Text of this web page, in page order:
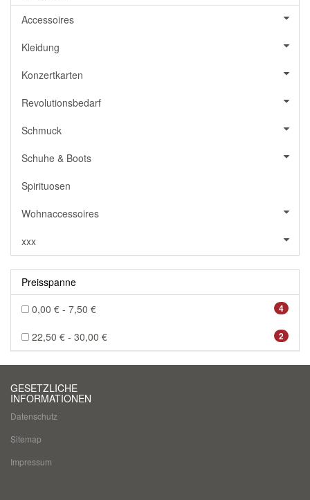
Accessoires
Kleidung
Konzertkarten
Revolutionsbedarf
Schmuck
Schuhe & Boots
Spirituosen
Wohnaccessoires
xxx
Preisspanne
4
0,00 € - 7,50 €
2
22,50 € - 30,00 €
GESETZLICHE
INFORMATIONEN
Datenschutz
Sitemap
Impressum